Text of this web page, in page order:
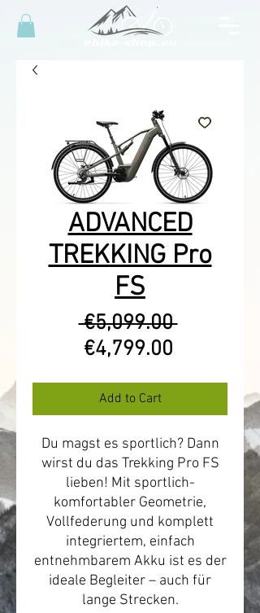
ADVANCED
TREKKING Pro
FS
€5,099.00 Regular
€4,799.00Sale
Add to Cart
Du magst es sportlich? Dann
wirst du das Trekking Pro FS
lieben! Mit sportlich-
komfortabler Geometrie,
Vollfederung und komplett
integriertem, einfach
entnehmbarem Akku ist es der
ideale Begleiter – auch für
lange Strecken.